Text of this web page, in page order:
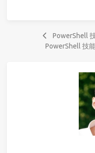
PowerShell
PowerShell 技